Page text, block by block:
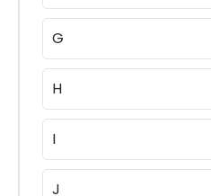
G
H
I
J